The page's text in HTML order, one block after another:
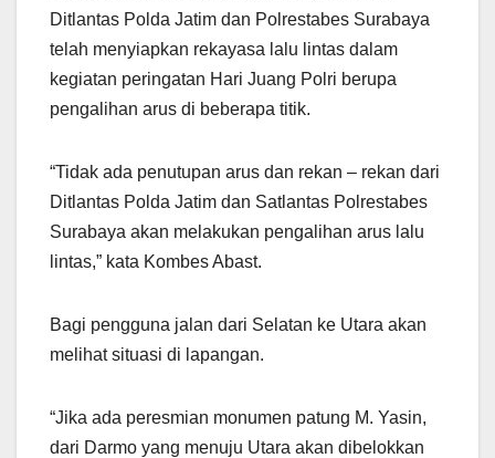
Ditlantas Polda Jatim dan Polrestabes Surabaya
telah menyiapkan rekayasa lalu lintas dalam
kegiatan peringatan Hari Juang Polri berupa
pengalihan arus di beberapa titik.
“Tidak ada penutupan arus dan rekan – rekan dari
Ditlantas Polda Jatim dan Satlantas Polrestabes
Surabaya akan melakukan pengalihan arus lalu
lintas,” kata Kombes Abast.
Bagi pengguna jalan dari Selatan ke Utara akan
melihat situasi di lapangan.
“Jika ada peresmian monumen patung M. Yasin,
dari Darmo yang menuju Utara akan dibelokkan